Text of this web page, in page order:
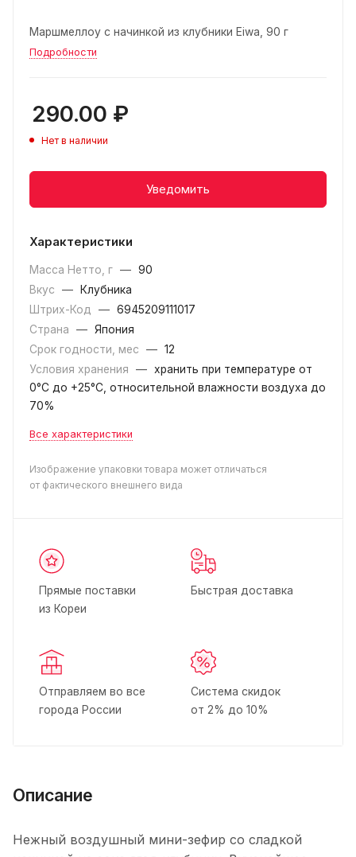
Маршмеллоу с начинкой из клубники Eiwa, 90 г
Подробности
290.00 ₽
Нет в наличии
Уведомить
Характеристики
Масса Нетто, г — 90
Вкус
—
Клубника
Штрих-Код
— 6945209111017
Страна
— Япония
Срок годности, мес
— 12
Условия хранения
— хранить при температуре от
0°C до +25°C, относительной влажности воздуха до
70%
Все характеристики
Изображение упаковки товара может отличаться
от фактического внешнего вида
Прямые поставки
из Кореи
Быстрая доставка
Отправляем во все
города России
Система скидок
от 2% до 10%
Описание
Нежный воздушный мини-зефир со сладкой